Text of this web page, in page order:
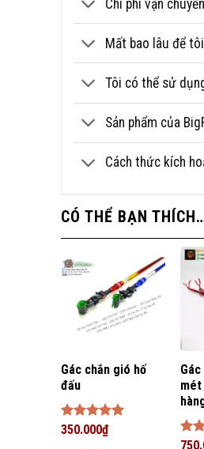
Chi phí vận
Mất bao lâu để
Tôi có thể sử
Sản phẩm của
Cách thức kích
CÓ THỂ BẠN
Gác chắn gió hố
đấu
Được xếp
350.000₫
mét